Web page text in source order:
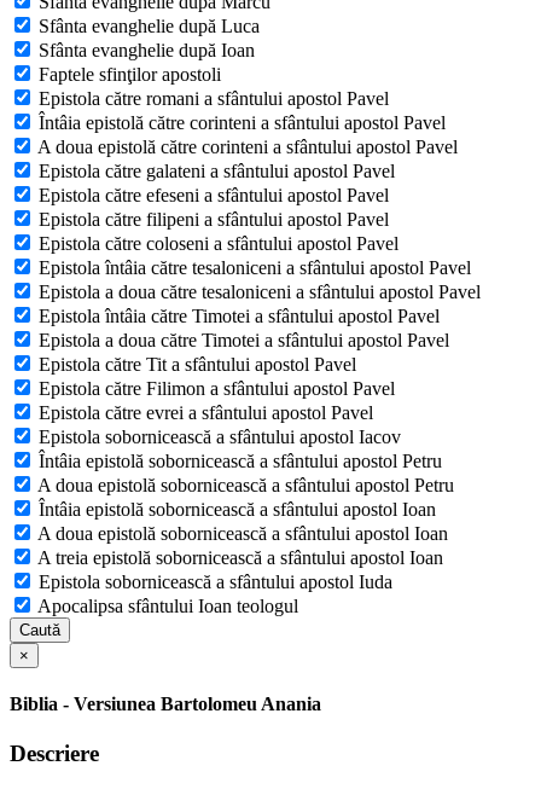
Sfânta evanghelie după Luca
Sfânta evanghelie după Ioan
Faptele sfinţilor apostoli
Epistola către romani a sfântului apostol Pavel
Întâia epistolă către corinteni a sfântului apostol Pavel
A doua epistolă către corinteni a sfântului apostol Pavel
Epistola către galateni a sfântului apostol Pavel
Epistola către efeseni a sfântului apostol Pavel
Epistola către filipeni a sfântului apostol Pavel
Epistola către coloseni a sfântului apostol Pavel
Epistola întâia către tesaloniceni a sfântului apostol Pavel
Epistola a doua către tesaloniceni a sfântului apostol Pavel
Epistola întâia către Timotei a sfântului apostol Pavel
Epistola a doua către Timotei a sfântului apostol Pavel
Epistola către Tit a sfântului apostol Pavel
Epistola către Filimon a sfântului apostol Pavel
Epistola către evrei a sfântului apostol Pavel
Epistola sobornicească a sfântului apostol Iacov
Întâia epistolă sobornicească a sfântului apostol Petru
A doua epistolă sobornicească a sfântului apostol Petru
Întâia epistolă sobornicească a sfântului apostol Ioan
A doua epistolă sobornicească a sfântului apostol Ioan
A treia epistolă sobornicească a sfântului apostol Ioan
Epistola sobornicească a sfântului apostol Iuda
Apocalipsa sfântului Ioan teologul
Caută
×
Biblia - Versiunea Bartolomeu Anania
Descriere